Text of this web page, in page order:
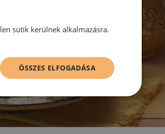
sütik kerülnek alkalmazásra.
ÖSSZES ELFOGADÁSA